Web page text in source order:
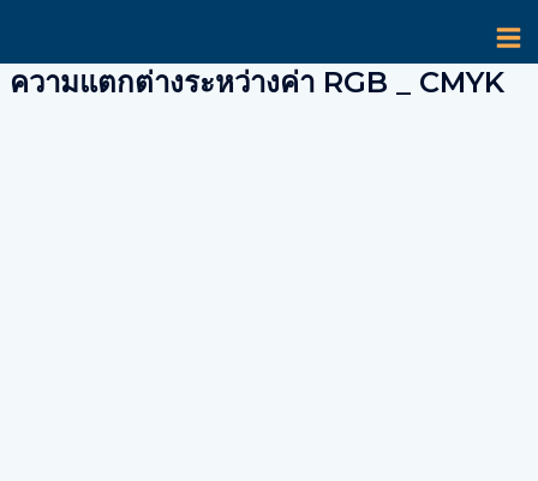
content
ความแตกต่างระหว่างค่า RGB _ CMYK